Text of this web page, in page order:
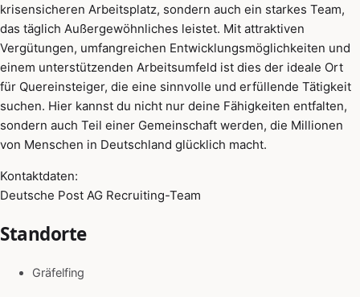
krisensicheren Arbeitsplatz, sondern auch ein starkes Team,
das täglich Außergewöhnliches leistet. Mit attraktiven
Vergütungen, umfangreichen Entwicklungsmöglichkeiten und
einem unterstützenden Arbeitsumfeld ist dies der ideale Ort
für Quereinsteiger, die eine sinnvolle und erfüllende Tätigkeit
suchen. Hier kannst du nicht nur deine Fähigkeiten entfalten,
sondern auch Teil einer Gemeinschaft werden, die Millionen
von Menschen in Deutschland glücklich macht.
Kontaktdaten:
Deutsche Post AG Recruiting-Team
Standorte
Gräfelfing